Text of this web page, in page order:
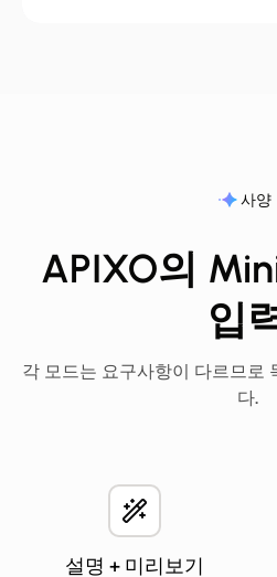
사양
APIXO의
입
각 모드는 요구사항이 다르므로
다.
설명 + 미리보기